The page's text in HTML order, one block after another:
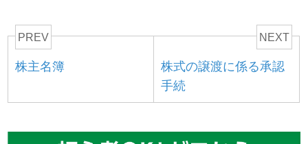
PREV
株主名簿
NEXT
株式の譲渡に係る承認
手続